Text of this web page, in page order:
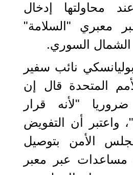
محاولتها إدخال
معبري "السلامة"
الشمال السوري.
نائب سفير
المتحدة قال إن
"لأنه قرار
واعتبر أن التفويض
الأمن بتوصيل
مساعدات عبر معبر